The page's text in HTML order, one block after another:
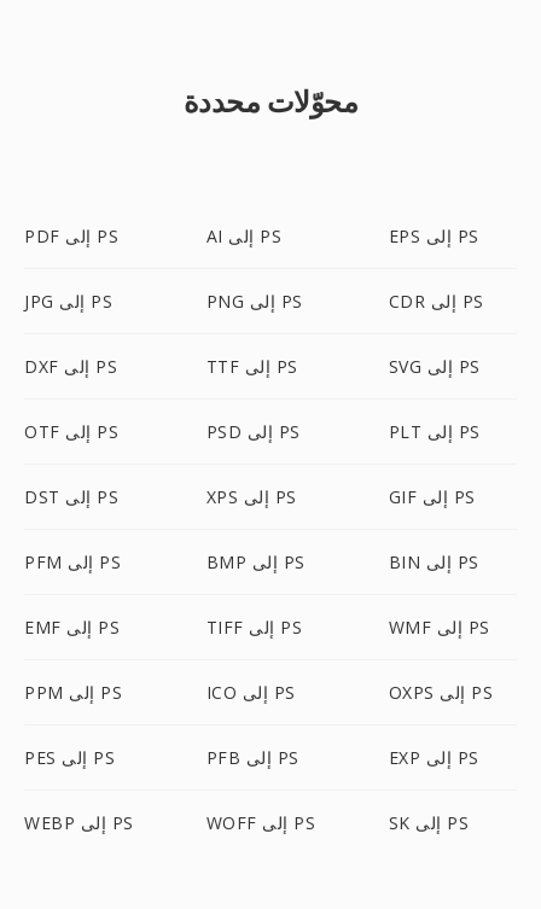
محوّلات محددة
PDF إلى PS AI إلى PS EPS إلى PS
JPG إلى PS PNG إلى PS CDR إلى PS
DXF إلى PS TTF إلى PS SVG إلى PS
OTF إلى PS PSD إلى PS PLT إلى PS
DST إلى PS XPS إلى PS GIF إلى PS
PFM إلى PS BMP إلى PS BIN إلى PS
EMF إلى PS TIFF إلى PS WMF إلى PS
PPM إلى PS ICO إلى PS OXPS إلى PS
PES إلى PS PFB إلى PS EXP إلى PS
WEBP إلى PS WOFF إلى PS SK إلى PS